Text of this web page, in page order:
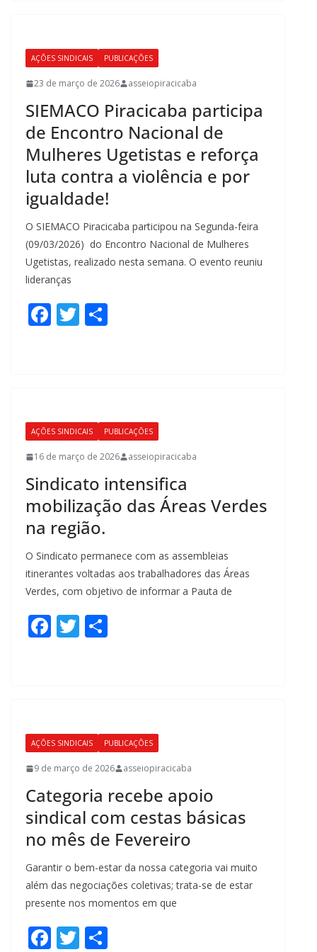
o
k
AÇÕES SINDICAIS PUBLICAÇÕES
23 de março de 2026 asseiopiracicaba
SIEMACO Piracicaba participa
de Encontro Nacional de
Mulheres Ugetistas e reforça
luta contra a violência e por
igualdade!
O SIEMACO Piracicaba participou na Segunda-feira
(09/03/2026) do Encontro Nacional de Mulheres
Ugetistas, realizado nesta semana. O evento reuniu
lideranças
F
o
k
T
AÇÕES SINDICAIS PUBLICAÇÕES
16 de março de 2026 asseiopiracicaba
Sindicato intensifica
mobilização das Áreas Verdes
na região.
O Sindicato permanece com as assembleias
itinerantes voltadas aos trabalhadores das Áreas
Verdes, com objetivo de informar a Pauta de
F
o
k
T
AÇÕES SINDICAIS PUBLICAÇÕES
9 de março de 2026 asseiopiracicaba
Categoria recebe apoio
sindical com cestas básicas
no mês de Fevereiro
Garantir o bem-estar da nossa categoria vai muito
além das negociações coletivas; trata-se de estar
presente nos momentos em que
F T